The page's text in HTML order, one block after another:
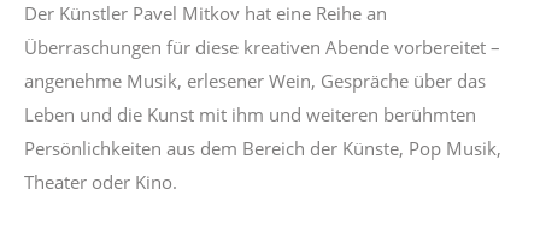
Der Künstler Pavel Mitkov hat eine Reihe an
Überraschungen für diese kreativen Abende vorbereitet –
angenehme Musik, erlesener Wein, Gespräche über das
Leben und die Kunst mit ihm und weiteren berühmten
Persönlichkeiten aus dem Bereich der Künste, Pop Musik,
Theater oder Kino.